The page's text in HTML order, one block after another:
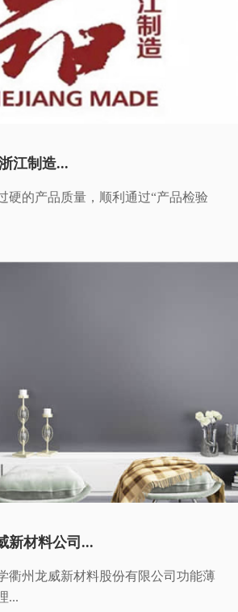
江制造...
硬的产品质量，顺利通过“产品检验
新材料公司...
衢州龙威新材料股份有限公司功能薄
...